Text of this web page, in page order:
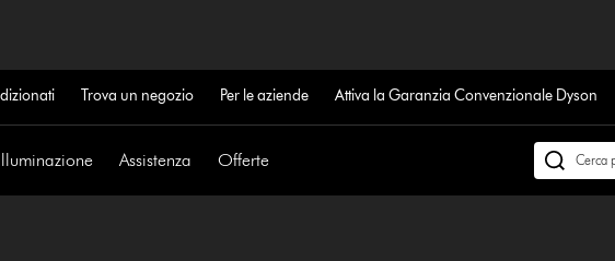
Trova un negozio Per le aziende Attiva la Garanzia Convenzionale Dyson
Assistenza Offerte
Cerca